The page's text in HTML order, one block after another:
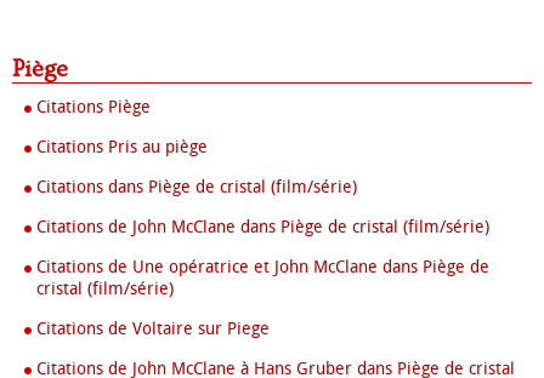
Piège
Citations Piège
Citations Pris au piège
Citations dans Piège de cristal (film/série)
Citations de John McClane dans Piège de cristal (film/série)
Citations de Une opératrice et John McClane dans Piège de
cristal (film/série)
Citations de Voltaire sur Piege
Citations de John McClane à Hans Gruber dans Piège de cristal